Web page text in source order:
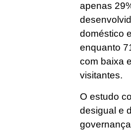
apenas
doméstico
enquanto
com baixa
visitantes.
O estudo
desigual e